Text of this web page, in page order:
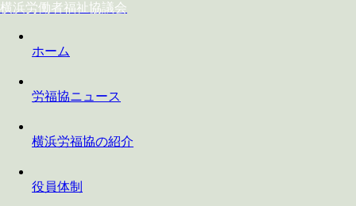
横浜労働者福祉協議会
ホーム
労福協ニュース
横浜労福協の紹介
役員体制